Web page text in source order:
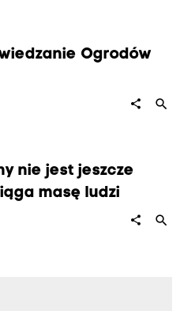
Ogrodów
share search
nie jest jeszcze
masę ludzi
share search